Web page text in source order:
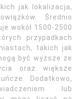
jak lokalizacja,
Średnio
wokół 1500-2500
przypadkach
takich jak
być wyższe ze
oraz większe
Dodatkowo,
lub